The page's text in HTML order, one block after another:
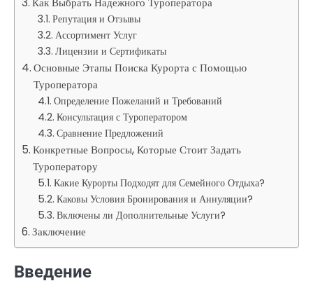
Репутация и Отзывы
Ассортимент Услуг
Лицензии и Сертификаты
Основные Этапы Поиска Курорта с Помощью
Туроператора
Определение Пожеланий и Требований
Консультация с Туроператором
Сравнение Предложений
Конкретные Вопросы, Которые Стоит Задать
Туроператору
Какие Курорты Подходят для Семейного Отдыха?
Каковы Условия Бронирования и Аннуляции?
Включены ли Дополнительные Услуги?
Заключение
Введение